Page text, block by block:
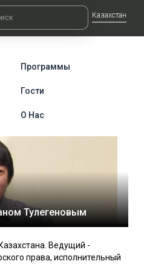
Казахстан
Программы
Гости
О Нас
Тулегеновым
Ведущий -
права, исполнительный